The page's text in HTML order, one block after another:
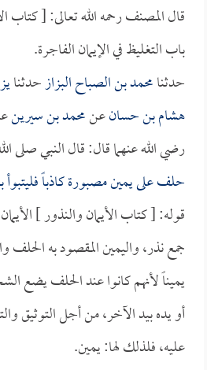
قال المصنف رحمه الله تعالى: [ كتاب
باب التغليظ في الإيمان الفاجرة.
حدثنامحمد بن الصباح البزازحدثنا
هشام بن حسانعنمحمد بن سيرين
رضي الله عنهما قال: قال النبي صلى
حلف على يمين مصبورة كاذباً
قوله: [ كتاب الأيمان والنذور ]
جمع نذر، واليمين المقصود به
يميناً لأنهم كانوا عند الحلف يضع
أو يده بيد الآخر، من أجل التوثيق
عليه، فلذلك لها: يمين.